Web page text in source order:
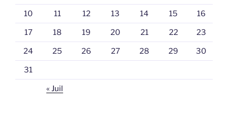
10 11 12 13 14 15 16
17 18 19 20 21 22 23
24 25 26 27 28 29 30
31
« Juil